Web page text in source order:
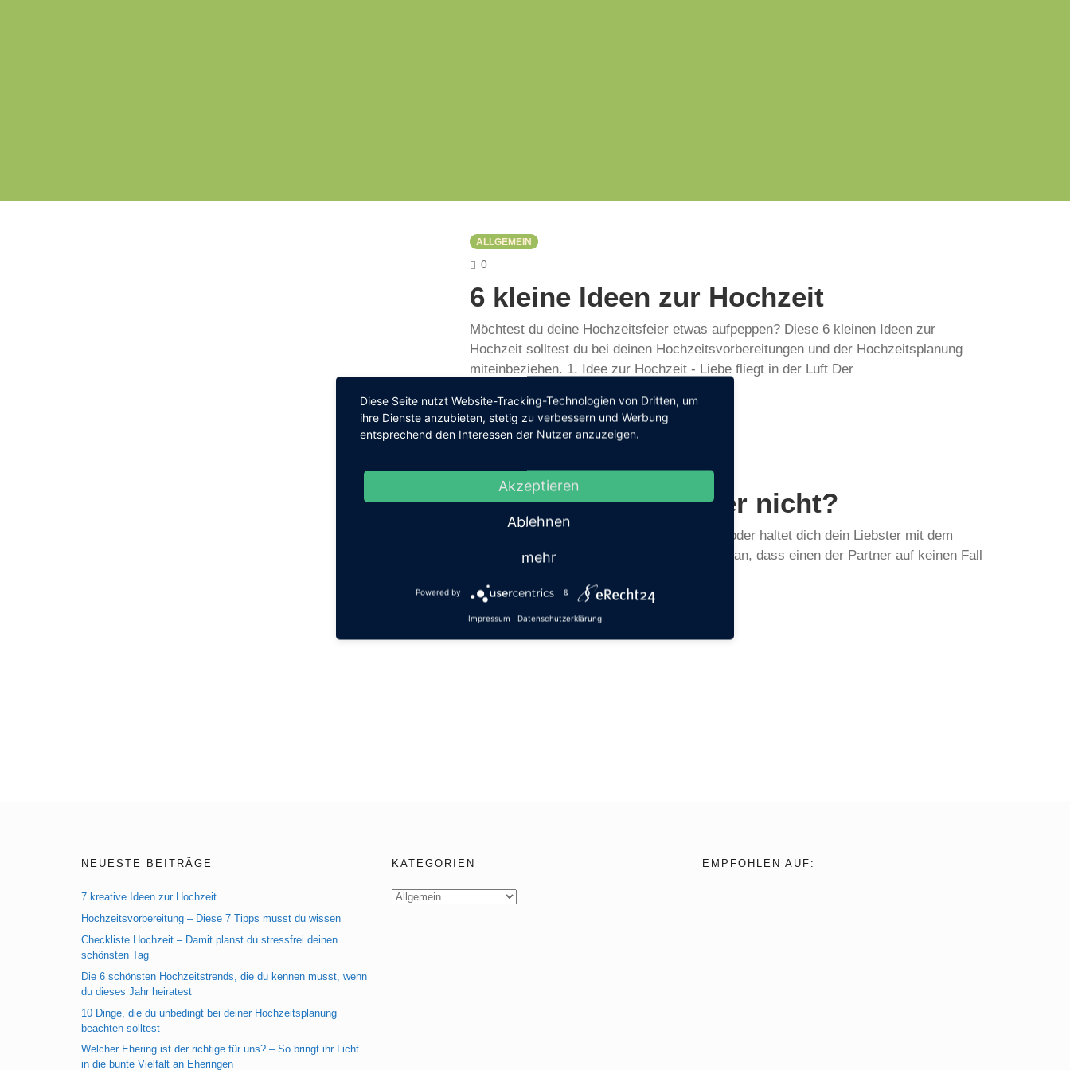
ALLGEMEIN
0COMMENTS
6 kleine Ideen zur Hochzeit
Möchtest du deine Hochzeitsfeier etwas aufpeppen? Diese 6 kleinen Ideen zur
Hochzeit solltest du bei deinen Hochzeitsvorbereitungen und der Hochzeitsplanung
miteinbeziehen. 1. Idee zur Hochzeit - Liebe fliegt in der Luft Der
by BARBARA & ROLAND
0COMMENTS
Heiratet er mich oder nicht?
Planst du auch schon deine Traumhochzeit oder haltet dich dein Liebster mit dem
Heiratsantrag noch hin? Doch wie erkennt man, dass einen der Partner auf keinen Fall
NEUESTE BEITRÄGE
7 kreative Ideen zur Hochzeit
Hochzeitsvorbereitung – Diese 7 Tipps musst du wissen
Checkliste Hochzeit – Damit planst du stressfrei deinen
schönsten Tag
Die 6 schönsten Hochzeitstrends, die du kennen musst, wenn
du dieses Jahr heiratest
10 Dinge, die du unbedingt bei deiner Hochzeitsplanung
beachten solltest
Welcher Ehering ist der richtige für uns? – So bringt ihr Licht
in die bunte Vielfalt an Eheringen
KATEGORIEN
Kategorien
EMPFOHLEN AUF:
Diese Seite nutzt Website-Tracking-Technologien von Dritten, um
ihre Dienste anzubieten, stetig zu verbessern und Werbung
entsprechend den Interessen der Nutzer anzuzeigen.
Akzeptieren
Ablehnen
mehr
Powered by &
Impressum | Datenschutzerklärung